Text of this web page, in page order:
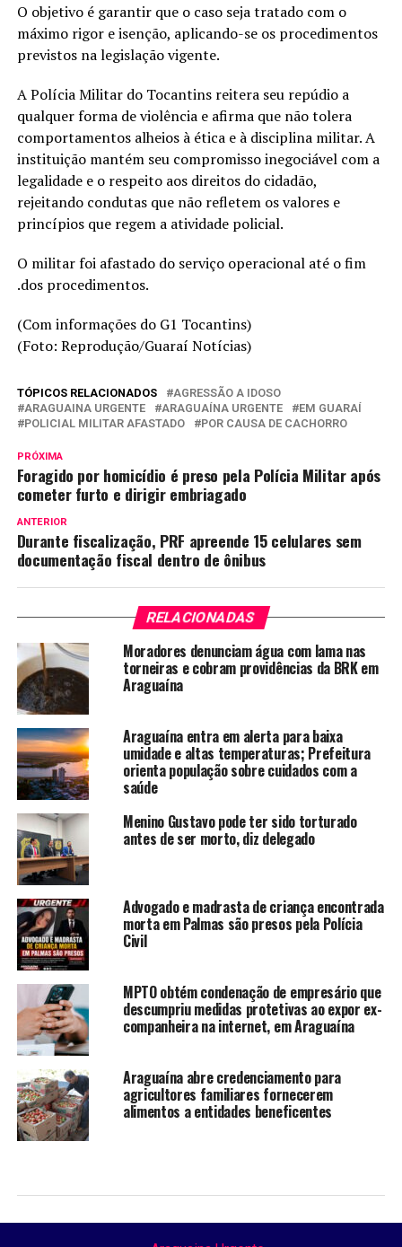
O objetivo é garantir que o caso seja tratado com o
máximo rigor e isenção, aplicando-se os procedimentos
previstos na legislação vigente.
A Polícia Militar do Tocantins reitera seu repúdio a
qualquer forma de violência e afirma que não tolera
comportamentos alheios à ética e à disciplina militar. A
instituição mantém seu compromisso inegociável com a
legalidade e o respeito aos direitos do cidadão,
rejeitando condutas que não refletem os valores e
princípios que regem a atividade policial.
O militar foi afastado do serviço operacional até o fim
.dos procedimentos.
(Com informações do G1 Tocantins)
(Foto: Reprodução/Guaraí Notícias)
TÓPICOS RELACIONADOS
AGRESSÃO A IDOSO
ARAGUAINA URGENTE
ARAGUAÍNA URGENTE
EM GUARAÍ
POLICIAL MILITAR AFASTADO
POR CAUSA DE CACHORRO
PRÓXIMA
Foragido por homicídio é preso pela Polícia Militar após
cometer furto e dirigir embriagado
ANTERIOR
Durante fiscalização, PRF apreende 15 celulares sem
documentação fiscal dentro de ônibus
RELACIONADAS
Moradores denunciam água com lama nas
torneiras e cobram providências da BRK em
Araguaína
Araguaína entra em alerta para baixa
umidade e altas temperaturas; Prefeitura
orienta população sobre cuidados com a
saúde
Menino Gustavo pode ter sido torturado
antes de ser morto, diz delegado
Advogado e madrasta de criança encontrada
morta em Palmas são presos pela Polícia
Civil
MPTO obtém condenação de empresário que
descumpriu medidas protetivas ao expor ex-
companheira na internet, em Araguaína
Araguaína abre credenciamento para
agricultores familiares fornecerem
alimentos a entidades beneficentes